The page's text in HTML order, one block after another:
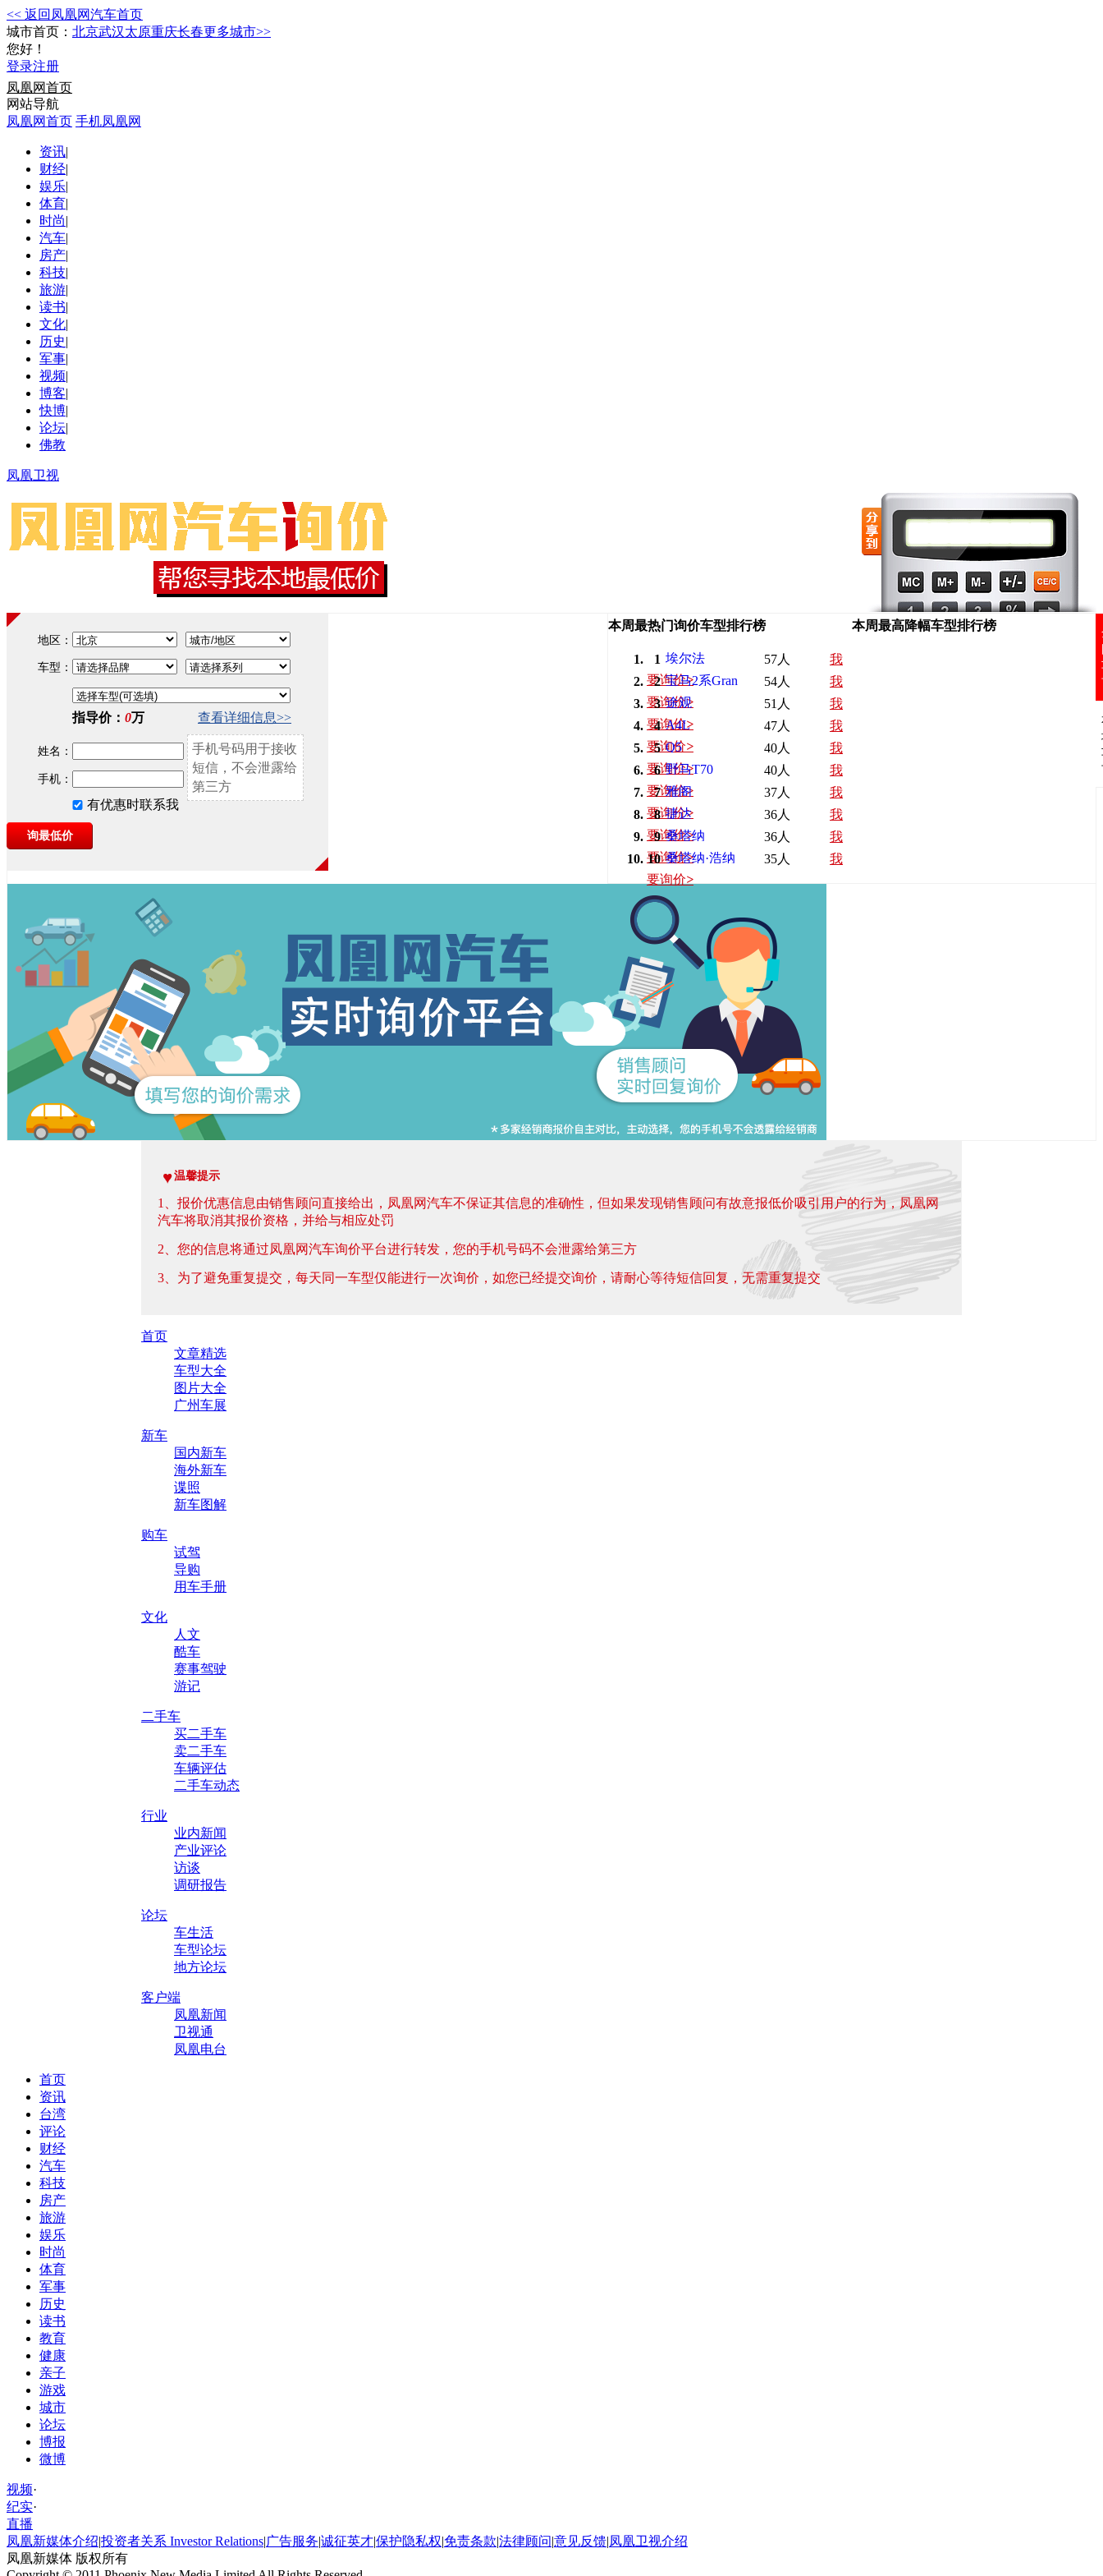
<< 返回凤凰网汽车首页
城市首页： 北京武汉太原重庆长春更多城市>>
您好！
登录注册
凤凰网首页
网站导航
凤凰网首页 手机凤凰网
资讯|
财经|
娱乐|
体育|
时尚|
汽车|
房产|
科技|
旅游|
读书|
文化|
历史|
军事|
视频|
博客|
快博|
论坛|
佛教
凤凰卫视
地区：
车型：
指导价： 0万 查看详细信息>>
姓名：
手机：
手机号码用于接收
短信，不会泄露给
第三方
有优惠时联系我
本周最热门询价车型排行榜
1 埃尔法 57人
我
要询价>
2 宝马2系Gran
Tourer
54人
我
要询价>
3 途观 51人
我
要询价>
4 A4L 47人
我
要询价>
5 Q5 40人
我
要询价>
6 野马T70 40人
我
要询价>
7 雅阁 37人
我
要询价>
8 捷达 36人
我
要询价>
9 桑塔纳 36人
我
要询价>
10 桑塔纳·浩纳 35人
我
要询价>
本周最高降幅车型排行榜
温馨提示
1、报价优惠信息由销售顾问直接给出，凤凰网汽车不保证其信息的准确性，但如果发现销售顾问有故意报低价吸引用户的行为，凤凰网
汽车将取消其报价资格，并给与相应处罚
2、您的信息将通过凤凰网汽车询价平台进行转发，您的手机号码不会泄露给第三方
3、为了避免重复提交，每天同一车型仅能进行一次询价，如您已经提交询价，请耐心等待短信回复，无需重复提交
首页
文章精选
车型大全
图片大全
广州车展
新车
国内新车
海外新车
谍照
新车图解
购车
试驾
导购
用车手册
文化
人文
酷车
赛事驾驶
游记
二手车
买二手车
卖二手车
车辆评估
二手车动态
行业
业内新闻
产业评论
访谈
调研报告
论坛
车生活
车型论坛
地方论坛
客户端
凤凰新闻
卫视通
凤凰电台
首页
资讯
台湾
评论
财经
汽车
科技
房产
旅游
娱乐
时尚
体育
军事
历史
读书
教育
健康
亲子
游戏
城市
论坛
博报
微博
视频·
纪实·
直播
凤凰新媒体介绍|投资者关系 Investor Relations|广告服务|诚征英才|保护隐私权|免责条款|法律顾问|意见反馈|凤凰卫视介绍
凤凰新媒体 版权所有